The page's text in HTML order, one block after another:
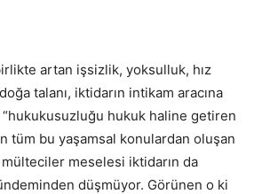
artan işsizlik, yoksulluk, hız
talanı, iktidarın intikam aracına
“hukukusuzluğu hukuk haline getiren
tüm bu yaşamsal konulardan oluşan
meselesi iktidarın da
düşmüyor. Görünen o ki